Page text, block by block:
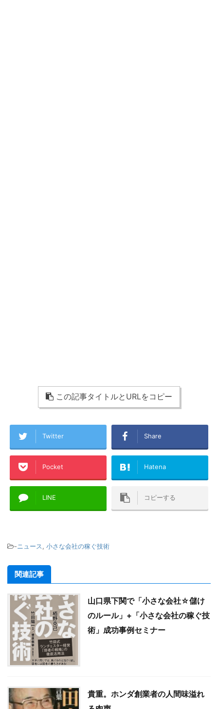
この記事タイトルとURLをコピー
Twitter Share
Pocket Hatena
LINE コピーする
-ニュース, 小さな会社の稼ぐ技術
関連記事
山口県下関で「小さな会社☆儲け
のルール」+「小さな会社の稼ぐ技
術」成功事例セミナー
貴重。ホンダ創業者の人間味溢れ